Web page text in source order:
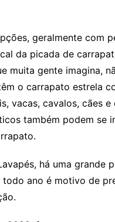
geralmente com
da picada de
muita gente imagina,
o carrapato estrela
vacas, cavalos, cães e
também podem se
há uma grande
todo ano é motivo de